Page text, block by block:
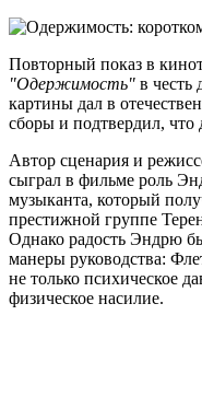
Повторный показ в
"Одержимость" в честь
картины дал в
сборы и подтвердил,
Автор сценария и
сыграл в фильме роль
музыканта, который
престижной группе
Однако радость Эндрю
манеры руководства:
не только психическое
физическое насилие.